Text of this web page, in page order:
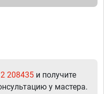
208435 и получите
у мастера.